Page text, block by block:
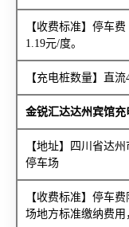
【收费标准】停车
1.19元/度。
【充电桩数量】直
金锐汇达达州宾馆充
【地址】四川省达
停车场
【收费标准】停车
场地方标准缴纳费用